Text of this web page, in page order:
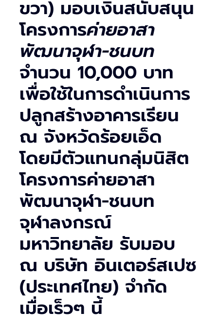
ขวา) มอบเงินสนับสนุน
โครงการค่ายอาสา
พัฒนาจุฬา-ชนบท
จำนวน 10,000 บาท
เพื่อใช้ในการดำเนินการ
ปลูกสร้างอาคารเรียน
ณ จังหวัดร้อยเอ็ด
โดยมีตัวแทนกลุ่มนิสิต
โครงการค่ายอาสา
พัฒนาจุฬา-ชนบท
จุฬาลงกรณ์
มหาวิทยาลัย รับมอบ
ณ บริษัท อินเตอร์สเปซ
(ประเทศไทย) จำกัด
เมื่อเร็วๆ นี้